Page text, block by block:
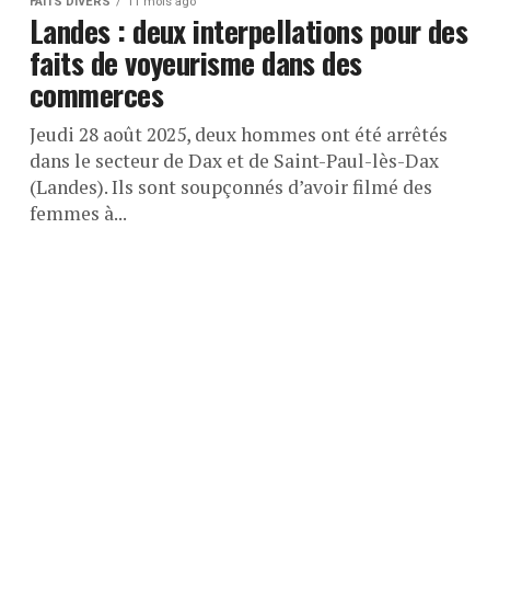
Landes : deux interpellations pour des
faits de voyeurisme dans des
commerces
Jeudi 28 août 2025, deux hommes ont été arrêtés
dans le secteur de Dax et de Saint-Paul-lès-Dax
(Landes). Ils sont soupçonnés d’avoir filmé des
femmes à...